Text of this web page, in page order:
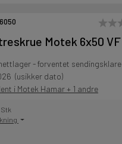
Motek 6x50 VF
- forventet sendingsklare
(usikker dato)
i Motek Hamar + 1 andre
Stk